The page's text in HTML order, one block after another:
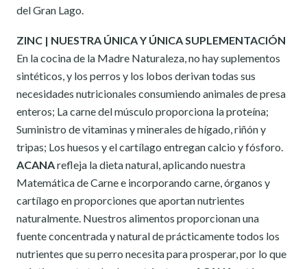
del Gran Lago.
ZINC | NUESTRA ÚNICA Y ÚNICA SUPLEMENTACIÓN
En la cocina de la Madre Naturaleza, no hay suplementos
sintéticos, y los perros y los lobos derivan todas sus
necesidades nutricionales consumiendo animales de presa
enteros; La carne del músculo proporciona la proteína;
Suministro de vitaminas y minerales de hígado, riñón y
tripas; Los huesos y el cartílago entregan calcio y fósforo.
ACANArefleja la dieta natural, aplicando nuestra
Matemática de Carne e incorporando carne, órganos y
cartílago en proporciones que aportan nutrientes
naturalmente. Nuestros alimentos proporcionan una
fuente concentrada y natural de prácticamente todos los
nutrientes que su perro necesita para prosperar, por lo que